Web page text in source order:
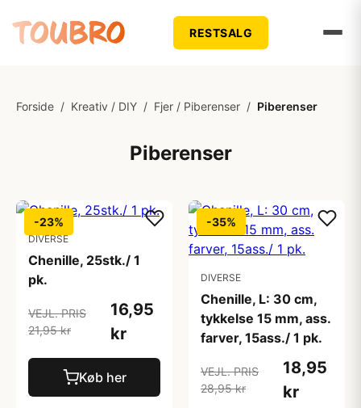
RESTSALG
Forside / Kreativ / DIY / Fjer / Piberenser / Piberenser
Piberenser
-23%
DIVERSE
Chenille, 25stk./ 1
pk.
VEJL. PRIS
21,95 kr
16,95
kr
Køb her
-35%
DIVERSE
Chenille, L: 30 cm,
tykkelse 15 mm, ass.
farver, 15ass./ 1 pk.
VEJL. PRIS
28,95 kr
18,95
kr